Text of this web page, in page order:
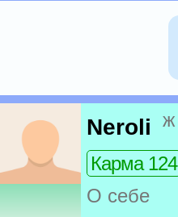
Neroli ж
Карма 124
О себе